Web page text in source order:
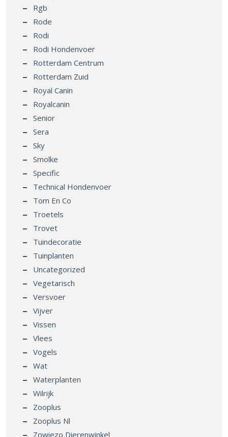
Rgb
Rode
Rodi
Rodi Hondenvoer
Rotterdam Centrum
Rotterdam Zuid
Royal Canin
Royalcanin
Senior
Sera
Sky
Smolke
Specific
Technical Hondenvoer
Tom En Co
Troetels
Trovet
Tuindecoratie
Tuinplanten
Uncategorized
Vegetarisch
Versvoer
Vijver
Vissen
Vlees
Vogels
Wat
Waterplanten
Wilrijk
Zooplus
Zooplus Nl
Zowiezo Dierenwinkel